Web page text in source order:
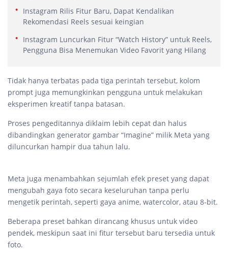
Instagram Rilis Fitur Baru, Dapat Kendalikan
Rekomendasi Reels sesuai keingian
Instagram Luncurkan Fitur “Watch History” untuk Reels,
Pengguna Bisa Menemukan Video Favorit yang Hilang
Tidak hanya terbatas pada tiga perintah tersebut, kolom
prompt juga memungkinkan pengguna untuk melakukan
eksperimen kreatif tanpa batasan.
Proses pengeditannya diklaim lebih cepat dan halus
dibandingkan generator gambar “Imagine” milik Meta yang
diluncurkan hampir dua tahun lalu.
Meta juga menambahkan sejumlah efek preset yang dapat
mengubah gaya foto secara keseluruhan tanpa perlu
mengetik perintah, seperti gaya anime, watercolor, atau 8-bit.
Beberapa preset bahkan dirancang khusus untuk video
pendek, meskipun saat ini fitur tersebut baru tersedia untuk
foto.